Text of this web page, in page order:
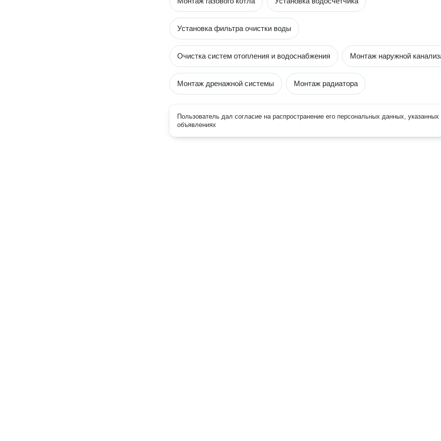
Установка фильтра очистки воды
Очистка систем отопления и водоснабжения Монтаж наружной
Монтаж дренажной системы Монтаж радиатора
Пользователь дал согласие на распространение его персональных данных, указанных
объявлениях